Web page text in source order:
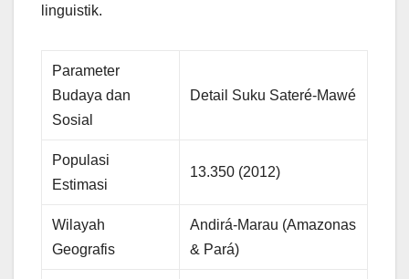
linguistik.
Parameter
Budaya dan
Sosial
Detail Suku Sateré-Mawé
Populasi
Estimasi
13.350 (2012)
Wilayah
Geografis
Andirá-Marau (Amazonas
& Pará)